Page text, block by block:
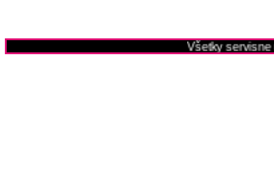
Všetky